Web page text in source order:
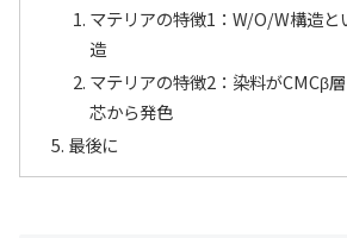
マテリアの特徴1：W/O/W構造と
造
マテリアの特徴2：染料がCMCβ
芯から発色
最後に